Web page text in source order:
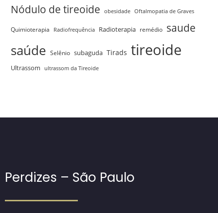
Nódulo de tireoide obesidade Oftalmopatia de Graves
Quimioterapia Radiofrequência Radioterapia remédio saude
saúde Selênio subaguda Tirads tireoide
Ultrassom ultrassom da Tireoide
Perdizes – São Paulo